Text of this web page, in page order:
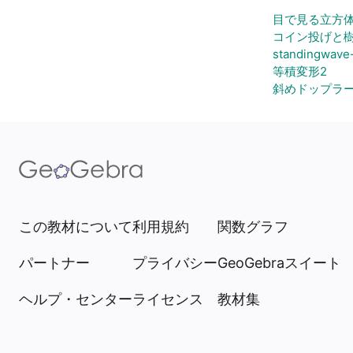
目で見る立方
コイン投げと
等積変形2
斜めドップラ
この教材について
パートナー
ヘルプ・センター
利用規約
プライバシー
ライセンス
関数グラフ
GeoGebraスイート
教材集